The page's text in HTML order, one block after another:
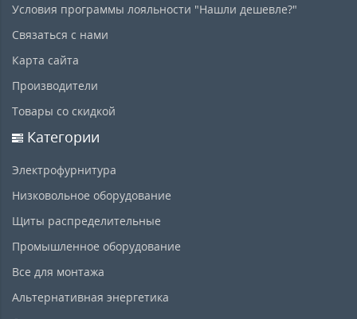
Условия программы лояльности "Нашли дешевле?"
Связаться с нами
Карта сайта
Производители
Товары со скидкой
Категории
Электрофурнитура
Низковольное оборудование
Щиты распределительные
Промышленное оборудование
Все для монтажа
Альтернативная энергетика